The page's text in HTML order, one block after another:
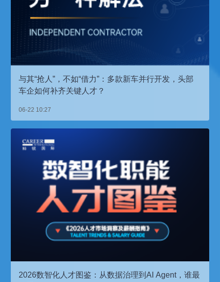
与其“抢人”，不如“借力”：多款新车并行开发，头部
车企如何补齐关键人才？
06-22 10:27
2026数智化人才图鉴：从数据治理到AI Agent，谁最